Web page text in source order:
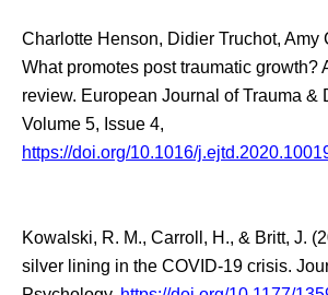
Charlotte Henson, Didier Truchot, Amy
What promotes post traumatic growth?
review. European Journal of Trauma &
Volume 5, Issue 4,
https://doi.org/10.1016/
Kowalski, R. M., Carroll, H., & Britt, J.
silver lining in the COVID-19 crisis.